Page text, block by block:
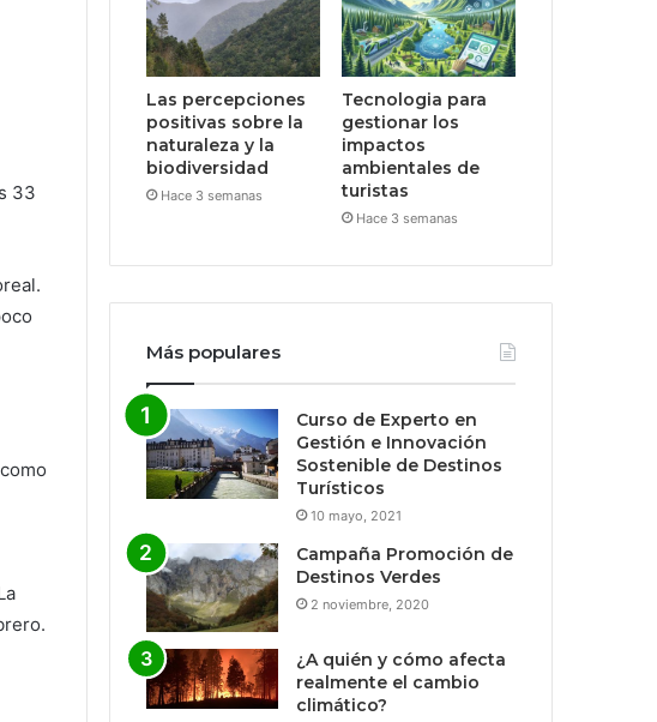
33
como
Las percepciones
positivas sobre la
naturaleza y la
biodiversidad
Hace 3 semanas
Tecnologia para
gestionar los
impactos
ambientales de
turistas
Hace 3 semanas
Más populares
Curso de Experto en
Gestión e Innovación
Sostenible de Destinos
Turísticos
10 mayo, 2021
Campaña Promoción de
Destinos Verdes
2 noviembre, 2020
¿A quién y cómo afecta
realmente el cambio
climático?